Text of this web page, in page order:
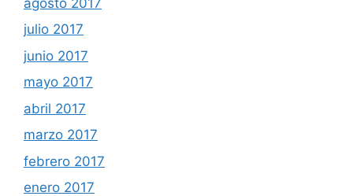
julio 2017
junio 2017
mayo 2017
abril 2017
marzo 2017
febrero 2017
enero 2017